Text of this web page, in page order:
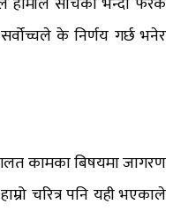
के निर्णय गर्छ भनेर
कामका बिषयमा जागरण
चरित्र पनि यही भएकाले